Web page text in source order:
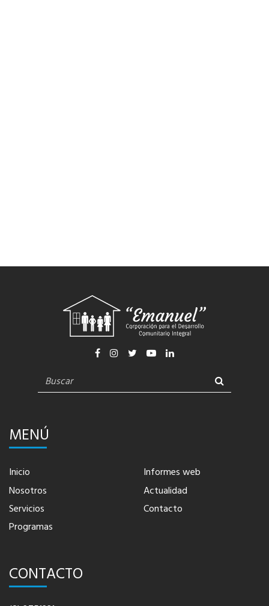
MENÚ
Inicio
Nosotros
Servicios
Programas
Informes web
Actualidad
Contacto
CONTACTO